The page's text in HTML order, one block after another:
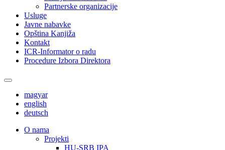
Partnerske organizacije
Usluge
Javne nabavke
Opština Kanjiža
Kontakt
ICR-Informator o radu
Procedure Izbora Direktora
magyar
english
deutsch
О nama
Projekti
HU-SRB IPA